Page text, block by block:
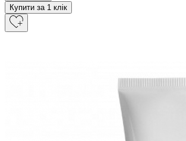
Купити за 1 клiк